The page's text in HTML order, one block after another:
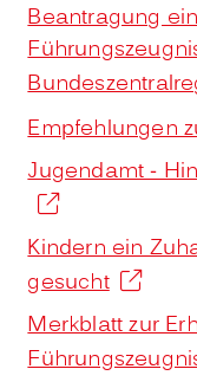
Beantragung
Empfehlungen
Jugendamt -
Kindern ein
gesucht
Merkblatt zur